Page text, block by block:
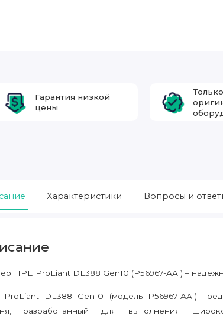
Гарантия низкой
цены
Только
Характеристики Вопросы и
HPE ProLiant DL388 Gen10 (P56967-AA1) –
ProLiant DL388 Gen10 (модель P56967-AA1)
разработанный для выполнения